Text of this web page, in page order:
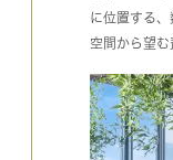
に位置する
空間から望